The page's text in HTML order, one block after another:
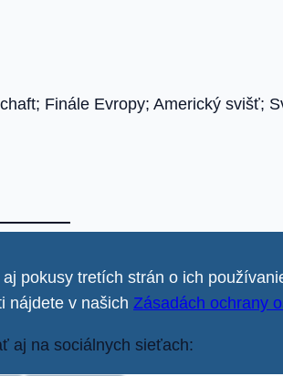
Finále Evropy; Americký svišť;
pokusy tretích strán o ich
nájdete v našich Zásadách ochrany
aj na sociálnych sieťach: